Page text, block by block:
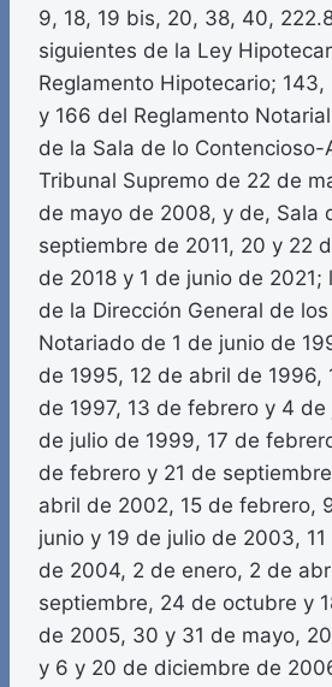
9, 18, 19 bis, 20, 38, 40,
siguientes de la Ley
Reglamento Hipotecario; 143,
y 166 del Reglamento
de la Sala de lo
Tribunal Supremo de 22 de
de mayo de 2008, y de, Sala
septiembre de 2011, 20 y 22
de 2018 y 1 de junio de 2021;
de la Dirección General de
Notariado de 1 de junio de
de 1995, 12 de abril de 1996,
de 1997, 13 de febrero y 4
de julio de 1999, 17 de
de febrero y 21 de
abril de 2002, 15 de febrero,
junio y 19 de julio de 2003,
de 2004, 2 de enero, 2 de
septiembre, 24 de octubre y
de 2005, 30 y 31 de mayo,
y 6 y 20 de diciembre de